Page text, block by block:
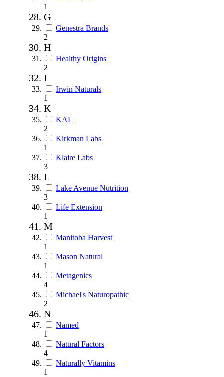
1
G
Genestra Brands
2
H
Healthy Origins
2
I
Irwin Naturals
1
K
KAL
2
Kirkman Labs
1
Klaire Labs
3
L
Lake Avenue Nutrition
3
Life Extension
1
M
Manitoba Harvest
1
Mason Natural
1
Metagenics
4
Michael's Naturopathic
2
N
Named
1
Natural Factors
4
Naturally Vitamins
1